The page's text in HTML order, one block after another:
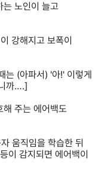
는 노인이 늘고
강해지고 보폭이
는 (아파서) '아!' 이렇게
까….]
해 주는 에어백도
움직임을 학습한 뒤
이 감지되면 에어백이